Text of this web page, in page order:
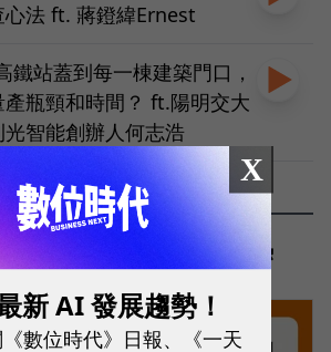
心法 ft. 蔣鐙緯Ernest
鐵站蓋到每一棟建築門口，
瓶頸和時間？ ft.陽明交大
智能創辦人何志浩
是什麼？沙子如何儲存熱
哪？運作原理一次看
X
新 AI 發展趨勢！
數位時代》日報、《一天